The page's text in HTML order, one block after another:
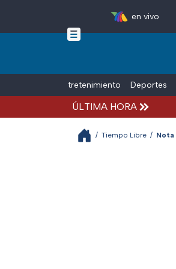
Skip to main content
en vivo
Entretenimiento Deportes
ÚLTIMA HORA
/ Tiempo Libre / Nota